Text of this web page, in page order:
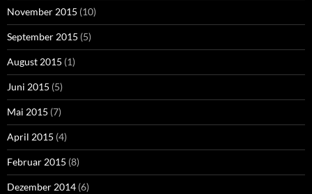
November 2015 (10)
September 2015 (5)
August 2015 (1)
Juni 2015 (5)
Mai 2015 (7)
April 2015 (4)
Februar 2015 (8)
Dezember 2014 (6)